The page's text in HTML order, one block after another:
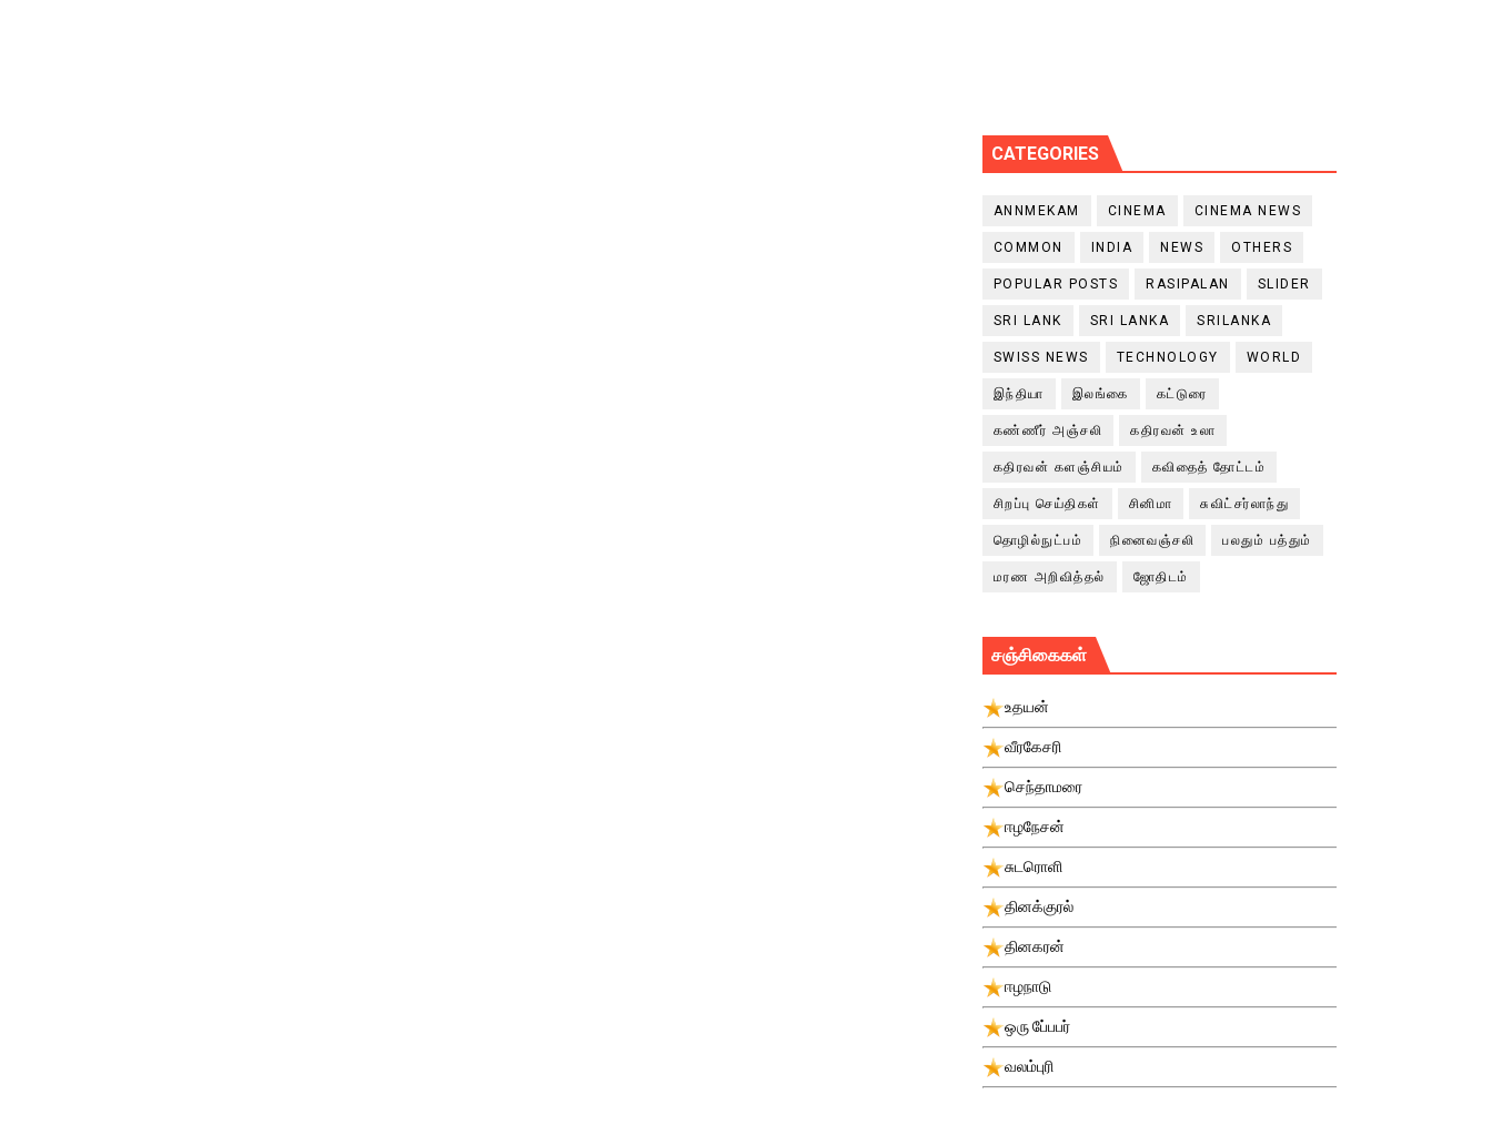
CATEGORIES
ANNMEKAM CINEMA CINEMA NEWS
COMMON INDIA NEWS OTHERS
POPULAR POSTS RASIPALAN SLIDER
SRI LANK SRI LANKA SRILANKA
SWISS NEWS TECHNOLOGY WORLD
இந்தியா இலங்கை கட்டுரை
கண்ணீர் அஞ்சலி கதிரவன் உலா
கதிரவன் களஞ்சியம் கவிதைத் தோட்டம்
சிறப்பு செய்திகள் சினிமா சுவிட்சர்லாந்து
தொழில்நுட்பம் நினைவஞ்சலி பலதும் பத்தும்
மரண அறிவித்தல் ஜோதிடம்
சஞ்சிகைகள்
உதயன்
வீரகேசரி
செந்தாமரை
ஈழநேசன்
சுடரொளி
தினக்குரல்
தினகரன்
ஈழநாடு
ஒரு பே்பபர்
வலம்புரி